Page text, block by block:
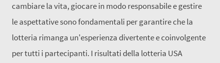
cambiare la vita, giocare in modo responsabile e gestire
le aspettative sono fondamentali per garantire che la
lotteria rimanga un'esperienza divertente e coinvolgente
per tutti i partecipanti. I risultati della lotteria USA